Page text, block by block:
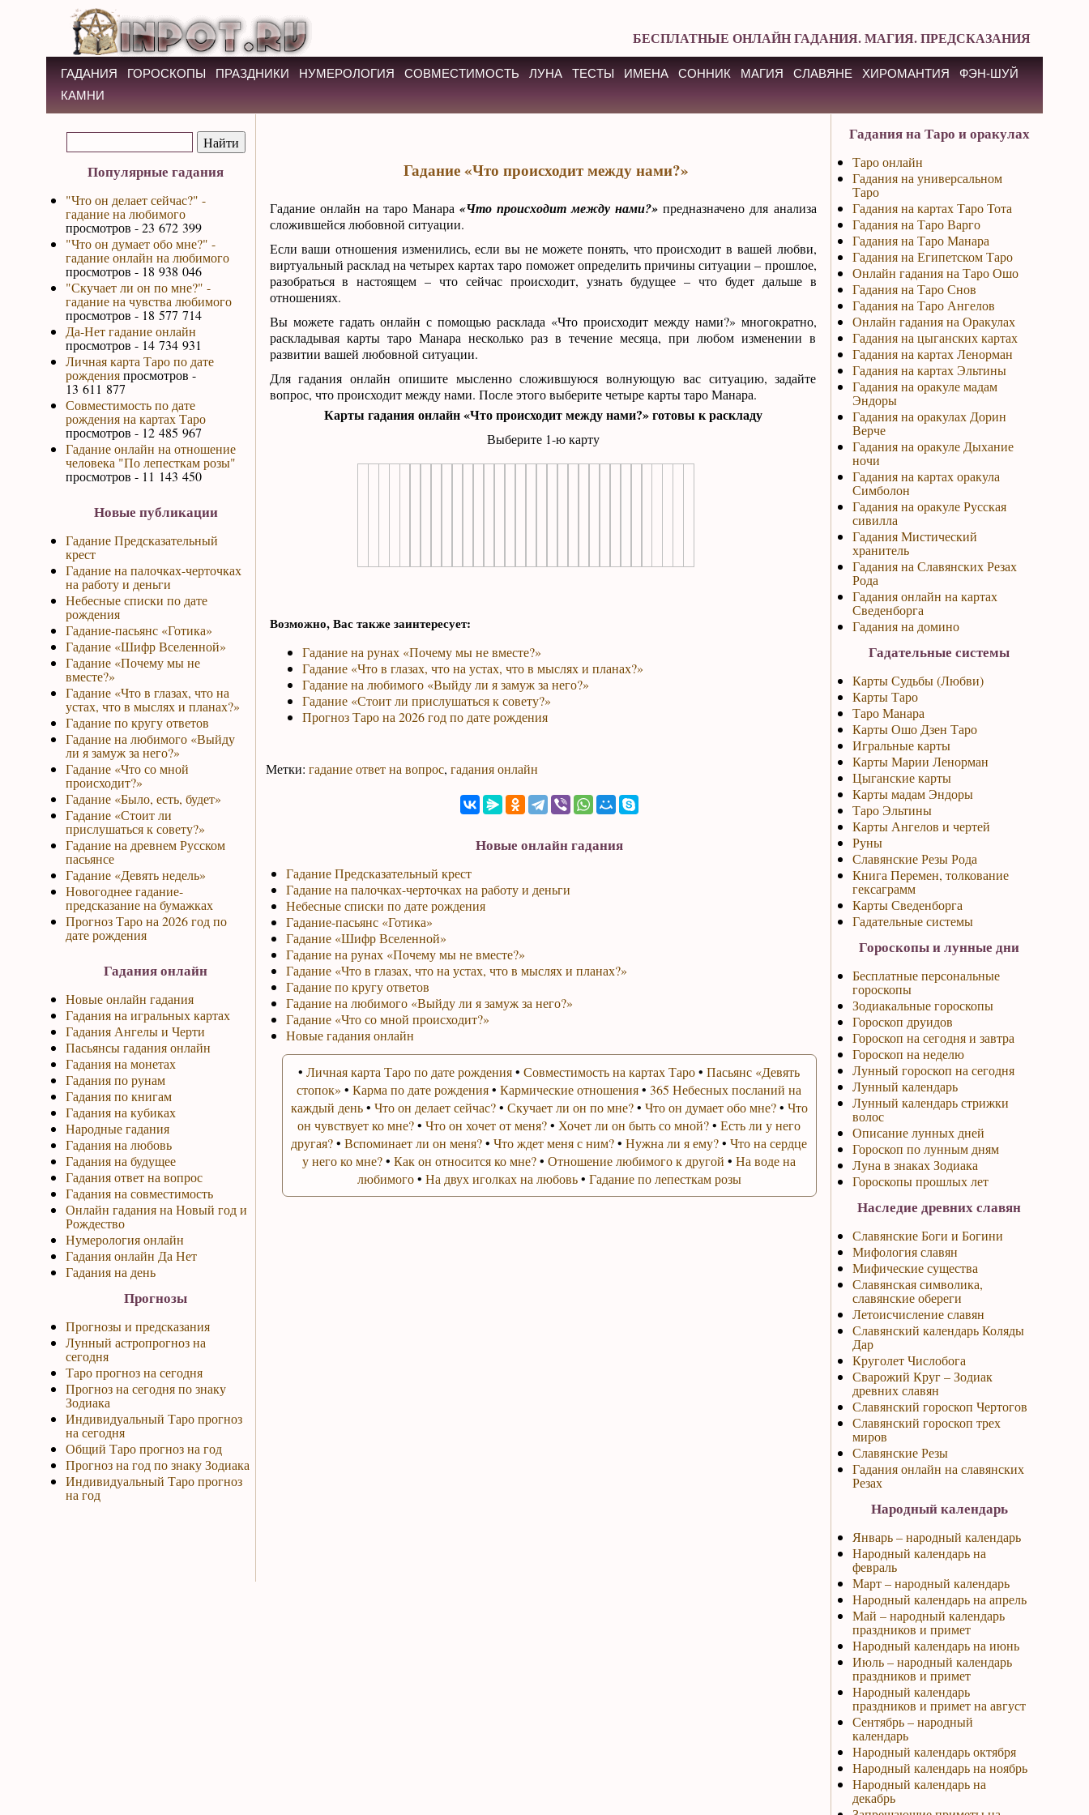
БЕСПЛАТНЫЕ ОНЛАЙН ГАДАНИЯ. МАГИЯ. ПРЕДСКАЗАНИЯ
ГАДАНИЯ ГОРОСКОПЫ ПРАЗДНИКИ НУМЕРОЛОГИЯ СОВМЕСТИМОСТЬ ЛУНА ТЕСТЫ ИМЕНА СОННИК МАГИЯ СЛАВЯНЕ ХИРОМАНТИЯ
ФЭН-ШУЙ
КАМНИ
Популярные гадания
"Что он делает сейчас?" -
гадание на любимого
просмотров - 23 672 399
"Что он думает обо мне?" -
гадание онлайн на любимого
просмотров - 18 938 046
"Скучает ли он по мне?" -
гадание на чувства любимого
просмотров - 18 577 714
Да-Нет гадание онлайн
просмотров - 14 734 931
Личная карта Таро по дате
рожденияпросмотров -
13 611 877
Совместимость по дате
рождения на картах Таро
просмотров - 12 485 967
Гадание онлайн на отношение
человека "По лепесткам розы"
просмотров - 11 143 450
Новые публикации
Гадание Предсказательный
крест
Гадание на палочках-черточках
на работу и деньги
Небесные списки по дате
рождения
Гадание-пасьянс «Готика»
Гадание «Шифр Вселенной»
Гадание «Почему мы не
вместе?»
Гадание «Что в глазах, что на
устах, что в мыслях и планах?»
Гадание по кругу ответов
Гадание на любимого «Выйду
ли я замуж за него?»
Гадание «Что со мной
происходит?»
Гадание «Было, есть, будет»
Гадание «Стоит ли
прислушаться к совету?»
Гадание на древнем Русском
пасьянсе
Гадание «Девять недель»
Новогоднее гадание-
предсказание на бумажках
Прогноз Таро на 2026 год по
дате рождения
Гадания онлайн
Новые онлайн гадания
Гадания на игральных картах
Гадания Ангелы и Черти
Пасьянсы гадания онлайн
Гадания на монетах
Гадания по рунам
Гадания по книгам
Гадания на кубиках
Народные гадания
Гадания на любовь
Гадания на будущее
Гадания ответ на вопрос
Гадания на совместимость
Онлайн гадания на Новый год и
Рождество
Нумерология онлайн
Гадания онлайн Да Нет
Гадания на день
Прогнозы
Прогнозы и предсказания
Лунный астропрогноз на
сегодня
Таро прогноз на сегодня
Прогноз на сегодня по знаку
Зодиака
Индивидуальный Таро прогноз
на сегодня
Общий Таро прогноз на год
Прогноз на год по знаку Зодиака
Индивидуальный Таро прогноз
на год
Гадание «Что происходит между нами?»
Гадание онлайн на таро Манара «Что происходит между нами?» предназначено для анализа
сложившейся любовной ситуации.
Если ваши отношения изменились, если вы не можете понять, что происходит в вашей любви,
виртуальный расклад на четырех картах таро поможет определить причины ситуации – прошлое,
разобраться в настоящем – что сейчас происходит, узнать будущее – что будет дальше в
отношениях.
Вы можете гадать онлайн с помощью расклада «Что происходит между нами?» многократно,
раскладывая карты таро Манара несколько раз в течение месяца, при любом изменении в
развитии вашей любовной ситуации.
Для гадания онлайн опишите мысленно сложившуюся волнующую вас ситуацию, задайте
вопрос, что происходит между нами. После этого выберите четыре карты таро Манара.
Карты гадания онлайн «Что происходит между нами?» готовы к раскладу
Выберите 1-ю карту
Возможно, Вас также заинтересует:
Гадание на рунах «Почему мы не вместе?»
Гадание «Что в глазах, что на устах, что в мыслях и планах?»
Гадание на любимого «Выйду ли я замуж за него?»
Гадание «Стоит ли прислушаться к совету?»
Прогноз Таро на 2026 год по дате рождения
Метки: гадание ответ на вопрос, гадания онлайн
Новые онлайн гадания
Гадание Предсказательный крест
Гадание на палочках-черточках на работу и деньги
Небесные списки по дате рождения
Гадание-пасьянс «Готика»
Гадание «Шифр Вселенной»
Гадание на рунах «Почему мы не вместе?»
Гадание «Что в глазах, что на устах, что в мыслях и планах?»
Гадание по кругу ответов
Гадание на любимого «Выйду ли я замуж за него?»
Гадание «Что со мной происходит?»
Новые гадания онлайн
• Личная карта Таро по дате рождения• Совместимость на картах Таро• Пасьянс «Девять
стопок» • Карма по дате рождения• Кармические отношения• 365 Небесных посланий на
каждый день• Что он делает сейчас?• Скучает ли он по мне?• Что он думает обо мне?• Что
он чувствует ко мне?• Что он хочет от меня?• Хочет ли он быть со мной?• Есть ли у него
другая?• Вспоминает ли он меня?• Что ждет меня с ним?• Нужна ли я ему?• Что на сердце
у него ко мне?• Как он относится ко мне?• Отношение любимого к другой • На воде на
любимого• На двух иголках на любовь• Гадание по лепесткам розы
Гадания на Таро и оракулах
Таро онлайн
Гадания на универсальном
Таро
Гадания на картах Таро Тота
Гадания на Таро Варго
Гадания на Таро Манара
Гадания на Египетском Таро
Онлайн гадания на Таро Ошо
Гадания на Таро Снов
Гадания на Таро Ангелов
Онлайн гадания на Оракулах
Гадания на цыганских картах
Гадания на картах Ленорман
Гадания на картах Эльтины
Гадания на оракуле мадам
Эндоры
Гадания на оракулах Дорин
Верче
Гадания на оракуле Дыхание
ночи
Гадания на картах оракула
Симболон
Гадания на оракуле Русская
сивилла
Гадания Мистический
хранитель
Гадания на Славянских Резах
Рода
Гадания онлайн на картах
Сведенборга
Гадания на домино
Гадательные системы
Карты Судьбы (Любви)
Карты Таро
Таро Манара
Карты Ошо Дзен Таро
Игральные карты
Карты Марии Ленорман
Цыганские карты
Карты мадам Эндоры
Таро Эльтины
Карты Ангелов и чертей
Руны
Славянские Резы Рода
Книга Перемен, толкование
гексаграмм
Карты Сведенборга
Гадательные системы
Гороскопы и лунные дни
Бесплатные персональные
гороскопы
Зодиакальные гороскопы
Гороскоп друидов
Гороскоп на сегодня и завтра
Гороскоп на неделю
Лунный гороскоп на сегодня
Лунный календарь
Лунный календарь стрижки
волос
Описание лунных дней
Гороскоп по лунным дням
Луна в знаках Зодиака
Гороскопы прошлых лет
Наследие древних славян
Славянские Боги и Богини
Мифология славян
Мифические существа
Славянская символика,
славянские обереги
Летоисчисление славян
Славянский календарь Коляды
Дар
Круголет Числобога
Сварожий Круг – Зодиак
древних славян
Славянский гороскоп Чертогов
Славянский гороскоп трех
миров
Славянские Резы
Гадания онлайн на славянских
Резах
Народный календарь
Январь – народный календарь
Народный календарь на
февраль
Март – народный календарь
Народный календарь на апрель
Май – народный календарь
праздников и примет
Народный календарь на июнь
Июль – народный календарь
праздников и примет
Народный календарь
праздников и примет на август
Сентябрь – народный
календарь
Народный календарь октября
Народный календарь на ноябрь
Народный календарь на
декабрь